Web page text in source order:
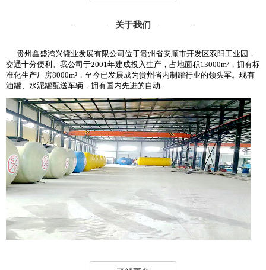
关于我们
贵州鑫盛鸿兴罐业发展有限公司位于贵州省安顺市开发区双阳工业园，
交通十分便利。我公司于2001年建成投入生产，占地面积13000m²，拥有标
准化生产厂房8000m²，至今已发展成为贵州省内制罐行业的领头军。现有
油罐、水泥罐配送车辆，拥有国内先进的自动...